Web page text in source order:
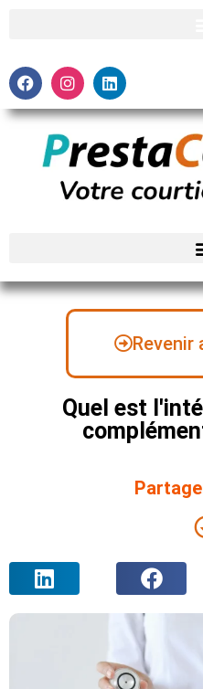
Revenir
Quel est